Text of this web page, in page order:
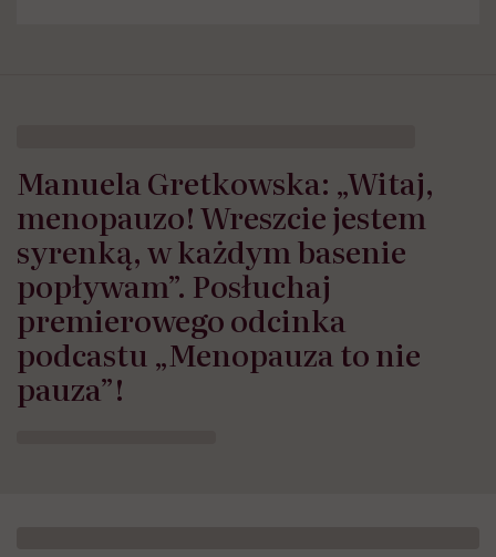
Manuela Gretkowska: „Witaj,
menopauzo! Wreszcie jestem
syrenką, w każdym basenie
popływam”. Posłuchaj
premierowego odcinka
podcastu „Menopauza to nie
pauza”!